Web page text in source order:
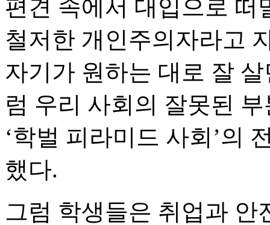
편견 속에서 대입으로 떠
철저한 개인주의자라고
자기가 원하는 대로 잘
럼 우리 사회의 잘못된
‘학벌 피라미드 사회’의
했다.
그럼 학생들은 취업과 안